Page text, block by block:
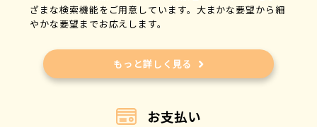
ざまな検索機能をご用意しています。大まかな要望から細
やかな要望までお応えします。
もっと詳しく見る
お支払い